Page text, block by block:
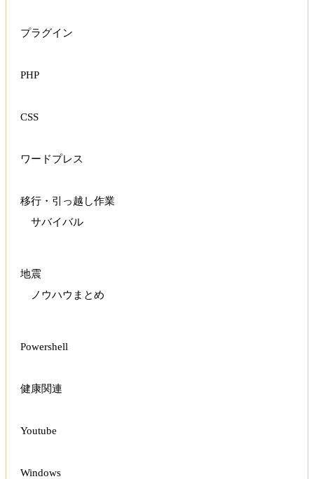
プラグイン
PHP
CSS
ワードプレス
移行・引っ越し作業
サバイバル
地震
ノウハウまとめ
Powershell
健康関連
Youtube
Windows